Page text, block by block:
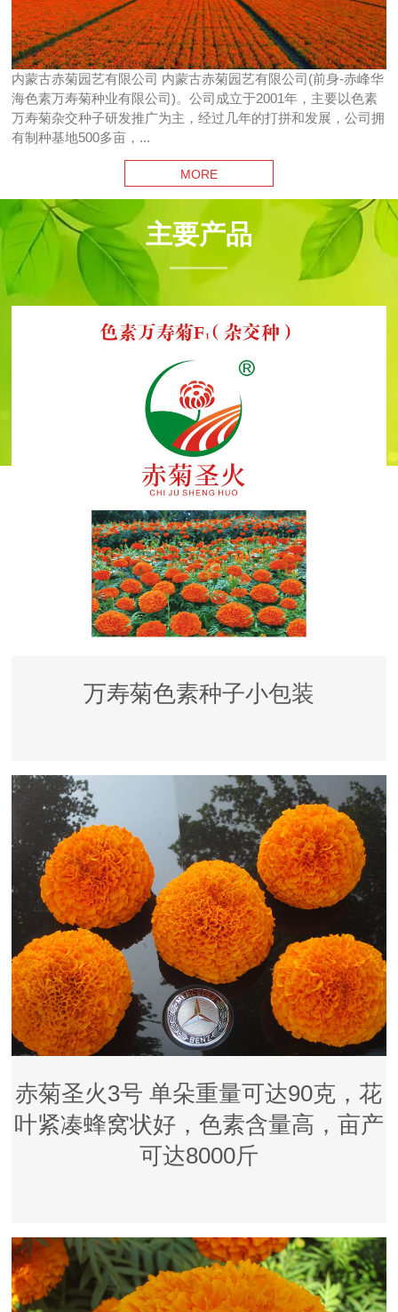
内蒙古赤菊园艺有限公司 内蒙古赤菊园艺有限公司(前身-赤峰华
海色素万寿菊种业有限公司)。公司成立于2001年，主要以色素
万寿菊杂交种子研发推广为主，经过几年的打拼和发展，公司拥
有制种基地500多亩，...
MORE
主要产品
万寿菊色素种子小包装
赤菊圣火3号 单朵重量可达90克，花
叶紧凑蜂窝状好，色素含量高，亩产
可达8000斤